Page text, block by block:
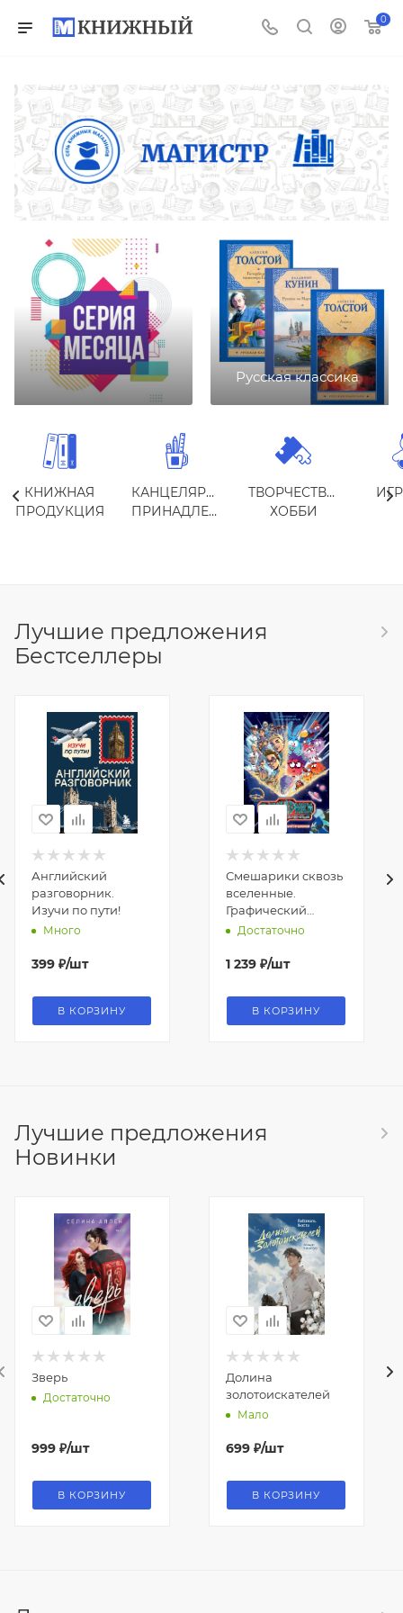
0
Русская классика
КНИЖНАЯ
ПРОДУКЦИЯ
КАНЦЕЛЯРСКИЕ
ПРИНАДЛЕЖНОСТИ
ТВОРЧЕСТВО,
ХОББИ
Лучшие предложения
Бестселлеры
Английский
разговорник.
Изучи по пути!
Много
399 ₽/шт
В КОРЗИНУ
Смешарики сквозь
вселенные.
Графический
роман
Достаточно
1 239 ₽/шт
В КОРЗИНУ
Лучшие предложения
Новинки
Зверь
Достаточно
999 ₽/шт
В КОРЗИНУ
Долина
золотоискателей
Мало
699 ₽/шт
В КОРЗИНУ